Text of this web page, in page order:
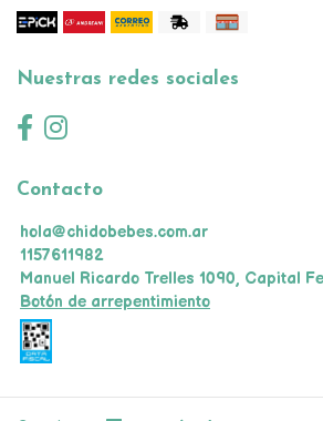
Nuestras redes sociales
Contacto
hola@chidobebes.com.ar
1157611982
Manuel Ricardo Trelles 1090, Capital
Botón de arrepentimiento